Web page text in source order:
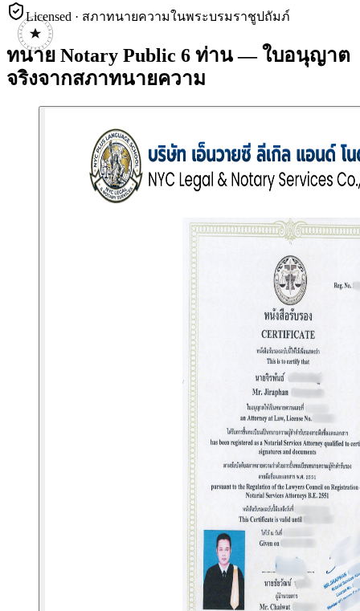
Licensed · สภาทนายความในพระบรมราชูปถัมภ์
ทนาย Notary Public 6 ท่าน — ใบอนุญาต
จริงจากสภาทนายความ